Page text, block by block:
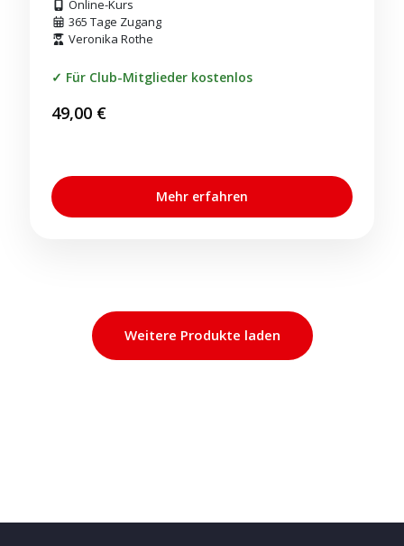
Online-Kurs
365 Tage Zugang
Veronika Rothe
Für Club-Mitglieder kostenlos
49,00 €
Mehr erfahren
Weitere Produkte laden